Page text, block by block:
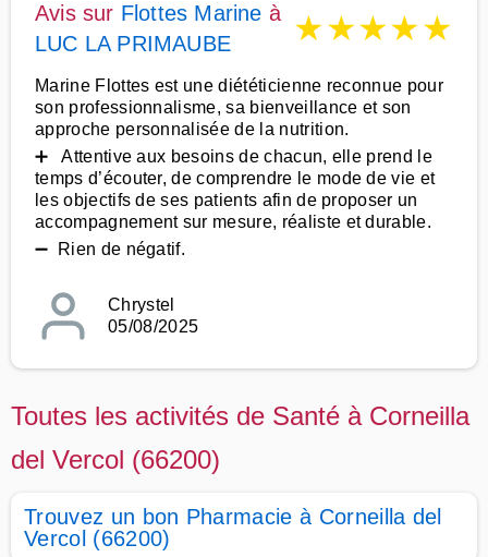
Avis sur Flottes Marine à
LUC LA PRIMAUBE
★★★★★
Marine Flottes est une diététicienne reconnue pour
son professionnalisme, sa bienveillance et son
approche personnalisée de la nutrition.
➕ Attentive aux besoins de chacun, elle prend le
temps d’écouter, de comprendre le mode de vie et
les objectifs de ses patients afin de proposer un
accompagnement sur mesure, réaliste et durable.
➖ Rien de négatif.
Chrystel
05/08/2025
Toutes les activités de Santé à Corneilla
del Vercol (66200)
Trouvez un bon Pharmacie à Corneilla del
Vercol (66200)